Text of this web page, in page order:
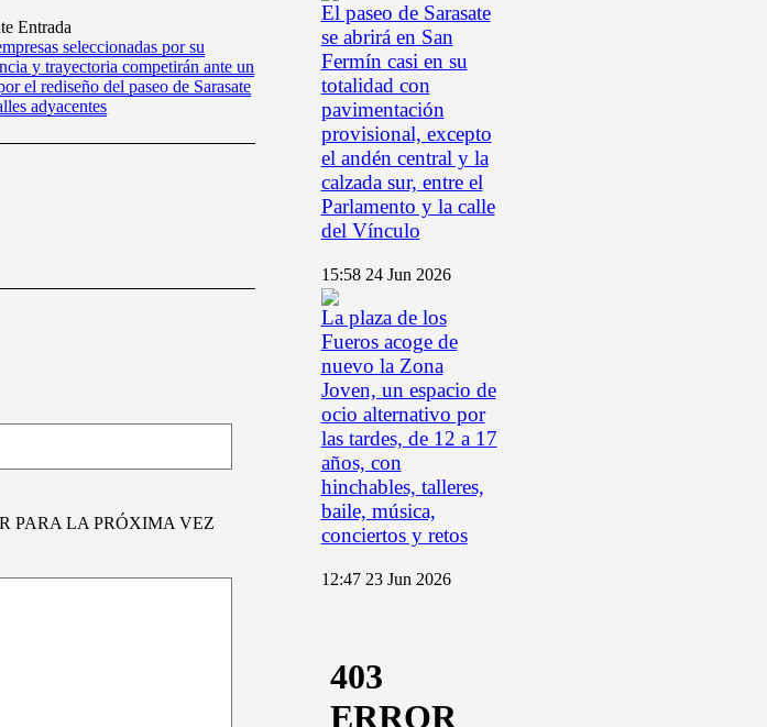
Entrada
seleccionadas por su
y trayectoria competirán ante un
el rediseño del paseo de Sarasate
adyacentes
PARA LA PRÓXIMA VEZ
El paseo de Sarasate
se abrirá en San
Fermín casi en su
totalidad con
pavimentación
provisional, excepto
el andén central y la
calzada sur, entre el
Parlamento y la calle
del Vínculo
15:58 24 Jun 2026
La plaza de los
Fueros acoge de
nuevo la Zona
Joven, un espacio de
ocio alternativo por
las tardes, de 12 a 17
años, con
hinchables, talleres,
baile, música,
conciertos y retos
12:47 23 Jun 2026